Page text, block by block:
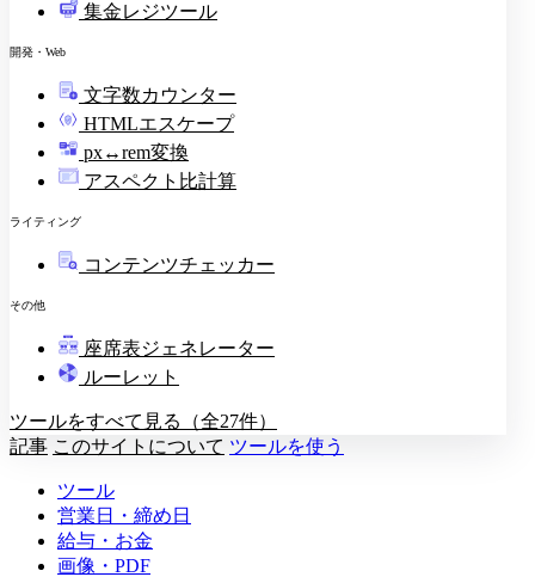
集金レジツール
開発・Web
文字数カウンター
HTMLエスケープ
px↔rem変換
アスペクト比計算
ライティング
コンテンツチェッカー
その他
教壇
座席表ジェネレーター
ルーレット
ツールをすべて見る（全27件）
記事 このサイトについて ツールを使う
ツール
営業日・締め日
給与・お金
画像・PDF